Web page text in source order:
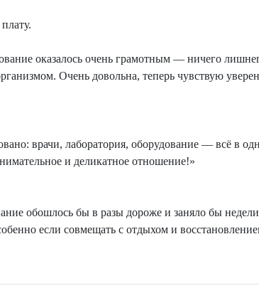
оказалось очень грамотным — ничего
Очень довольна, теперь чувствую
врачи, лаборатория, оборудование — всё в
и деликатное отношение!»
обошлось бы в разы дороже и заняло бы
если совмещать с отдыхом и